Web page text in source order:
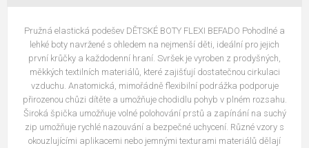
Pružná elastická podešev DĚTSKÉ BOTY FLEXI BEFADO Pohodlné a
lehké boty navržené s ohledem na nejmenší děti, ideální pro jejich
první krůčky a každodenní hraní. Svršek je vyroben z prodyšných,
měkkých textilních materiálů, které zajišťují dostatečnou cirkulaci
vzduchu. Anatomická, mimořádně flexibilní podrážka podporuje
přirozenou chůzi dítěte a umožňuje chodidlu pohyb v plném rozsahu.
Široká špička umožňuje volné polohování prstů a zapínání na suchý
zip umožňuje rychlé nazouvání a bezpečné uchycení. Různé vzory s
okouzlujícími aplikacemi nebo jemnými texturami materiálů dělají